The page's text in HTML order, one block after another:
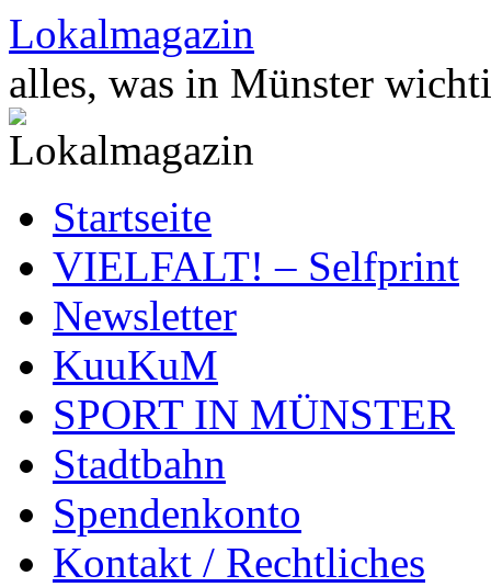
Zum
Inhalt
springen
Lokalmagazin
alles, was in Münster
Startseite
VIELFALT! – Selfprint
Newsletter
KuuKuM
SPORT IN MÜNSTER
Stadtbahn
Spendenkonto
Kontakt / Rechtliches